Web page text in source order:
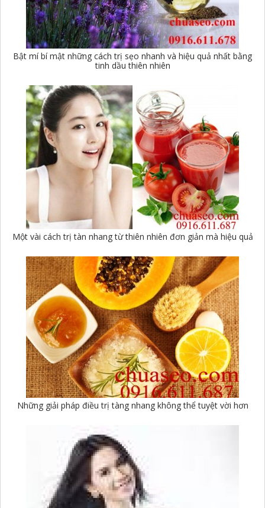
Bật mí bí mật những cách trị sẹo nhanh và hiệu quả nhất bằng
tinh dầu thiên nhiên
Một vài cách trị tàn nhang từ thiên nhiên đơn giản mà hiệu quả
Những giải pháp điều trị tàng nhang không thể tuyệt vời hơn